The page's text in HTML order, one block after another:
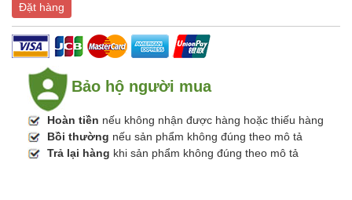
Đặt hàng
Bảo hộ người mua
Hoàn tiền nếu không nhận được hàng hoặc thiếu hàng
Bồi thường nếu sản phẩm không đúng theo mô tả
Trả lại hàng khi sản phẩm không đúng theo mô tả